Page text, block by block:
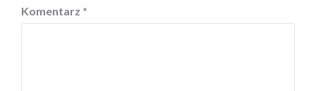
Komentarz *